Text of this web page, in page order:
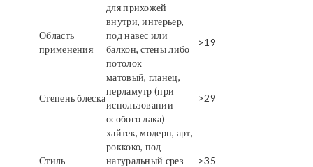
для прихожей
Область
применения
внутри, интерьер,
под навес или
балкон, стены либо
потолок
>19
Степень блеска
матовый, гланец,
перламутр (при
использовании
особого лака)
>29
Стиль
хайтек, модерн, арт,
роккоко, под
натуральный срез
>35